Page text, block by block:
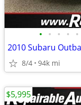
• • • • •
2010 Subaru
8/4 94k mi
$5,995